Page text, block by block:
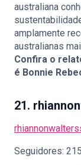
australiana
amplamente
australianas
Confira o
é Bonnie
21.
Seguidores: